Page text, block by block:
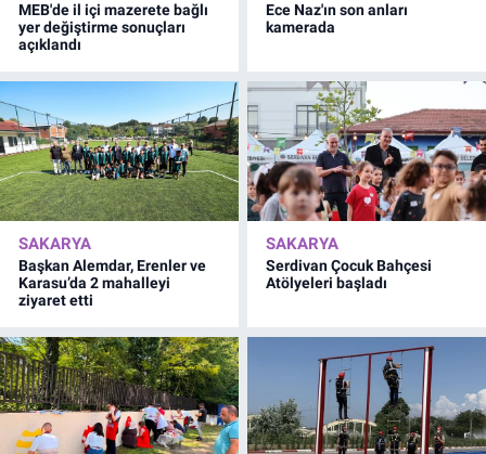
MEB'de il içi mazerete bağlı
yer değiştirme sonuçları
açıklandı
Ece Naz'ın son anları
kamerada
SAKARYA
Başkan Alemdar, Erenler ve
Karasu’da 2 mahalleyi
ziyaret etti
SAKARYA
Serdivan Çocuk Bahçesi
Atölyeleri başladı